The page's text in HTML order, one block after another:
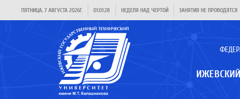
ПЯТНИЦА, 7 АВГУСТА 2026Г. 01:01:28 НЕДЕЛЯ НАД ЧЕРТОЙ ЗАНЯТИЯ НЕ ПРОВОДЯТСЯ